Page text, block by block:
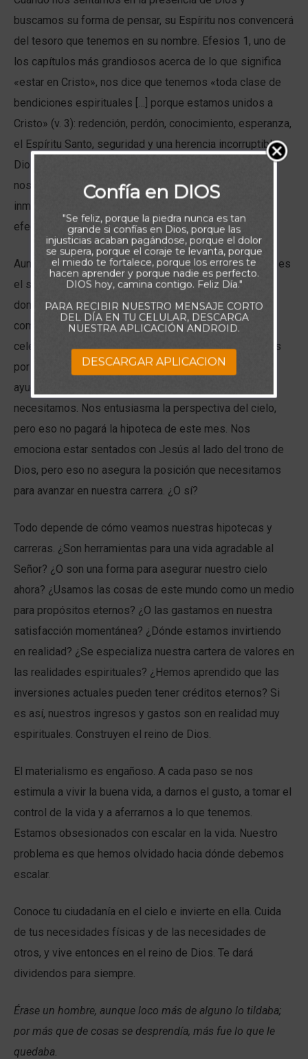
buscamos su forma de pensar, su Espíritu nos convencerá
del tesoro que tenemos en su nombre. Efesios 1, uno de
los capítulos más grandiosos acerca de lo que significa
«estar en Cristo», nos dice que tenemos «toda clase de
bendiciones espirituales […] porque estamos unidos a
Cristo» (v. 3): redención, perdón, conocimiento, esperanza,
el Espíritu Santo, seguridad y una herencia incorruptible.
Dios no ha escatimado en dones imperecederos para
nosotros. No se nos pueden quitar, son accesibles
inmediatamente y no podrían ser más grandiosos. En
efecto, estamos sumamente bendecidos.
Aun así, desde nuestra perspectiva actual, el problema es
el siguiente: no sabemos cómo lograr acceso a esos
dones valiosos. Vemos nuestras necesidades físicas
como mucho más urgentes y nuestras riquezas
celestiales como mucho más distantes. Nos alegramos
por la salvación que se nos ha dado, pero eso no nos
ayudará a tomar hoy esas vacaciones que tanto
necesitamos. Nos entusiasma la perspectiva del cielo,
pero eso no pagará la hipoteca de este mes. Nos
emociona estar sentados con Jesús al lado del trono de
Dios, pero eso no asegura la posición que necesitamos
para avanzar en nuestra carrera. ¿O sí?
Todo depende de cómo veamos nuestras hipotecas y
carreras. ¿Son herramientas para una vida agradable al
Señor? ¿O son una forma para asegurar nuestro cielo
ahora? ¿Usamos las cosas de este mundo como un medio
para propósitos eternos? ¿O las gastamos en nuestra
satisfacción momentánea? ¿Dónde estamos invirtiendo
en realidad? ¿Se especializa nuestra cartera de valores en
las realidades espirituales? ¿Hemos aprendido que las
inversiones actuales pueden tener créditos eternos? Si
es así, nuestros ingresos y gastos son en realidad muy
espirituales. Construyen el reino de Dios.
El materialismo es engañoso. A cada paso se nos
estimula a vivir la buena vida, a darnos el gusto, a tomar el
control de la vida y a aferrarnos a lo que tenemos.
Estamos obsesionados con escalar en la vida. Nuestro
problema es que hemos olvidado hacia dónde debemos
escalar.
Conoce tu ciudadanía en el cielo e invierte en ella. Cuida
de tus necesidades físicas y de las necesidades de
otros, y vive entonces en el reino de Dios. Te dará
dividendos para siempre.
Érase un hombre, aunque loco más de alguno lo tildaba;
por más que de cosas se desprendía, más fue lo que le
quedaba.
Confía en DIOS
"Se feliz, porque la piedra nunca es tan
grande si confías en Dios, porque las
injusticias acaban pagándose, porque el dolor
se supera, porque el coraje te levanta, porque
el miedo te fortalece, porque los errores te
hacen aprender y porque nadie es perfecto.
DIOS hoy, camina contigo. Feliz Día."
PARA RECIBIR NUESTRO MENSAJE CORTO
DEL DÍA EN TU CELULAR, DESCARGA
NUESTRA APLICACIÓN ANDROID.
DESCARGAR APLICACION